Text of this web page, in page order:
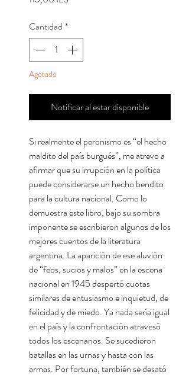
Cantidad *
Agotado
Notificar al estar disponible
Si realmente el peronismo es “el hecho
maldito del país burgués”, me atrevo a
afirmar que su irrupción en la política
puede considerarse un hecho bendito
para la cultura nacional. Como lo
demuestra este libro, bajo su sombra
imponente se escribieron algunos de los
mejores cuentos de la literatura
argentina. La aparición de ese aluvión
de “feos, sucios y malos” en la escena
nacional en 1945 despertó cuotas
similares de entusiasmo e inquietud, de
felicidad y de miedo. Ya nada sería igual
en el país y la confrontación atravesó
todos los escenarios. Se sucedieron
batallas en las urnas y hasta con las
armas. Por fortuna, también se desató